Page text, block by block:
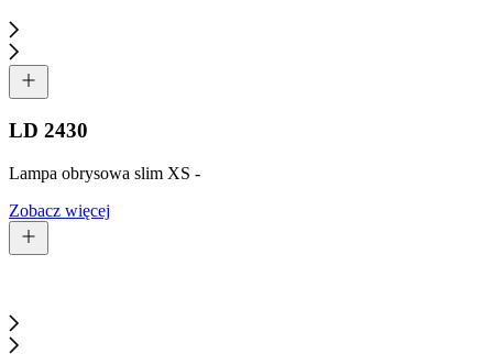
LD 2430
Lampa obrysowa slim XS -
Zobacz więcej